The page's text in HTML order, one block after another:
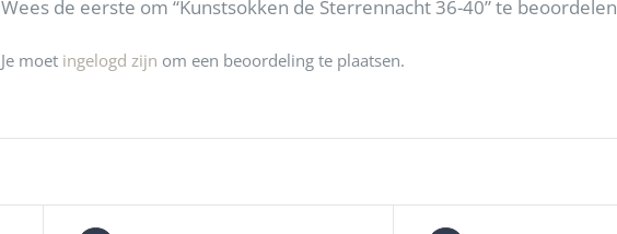
Wees de eerste om “Kunstsokken de Sterrennacht 36-40” te beoordelen
Je moet ingelogd zijn om een beoordeling te plaatsen.